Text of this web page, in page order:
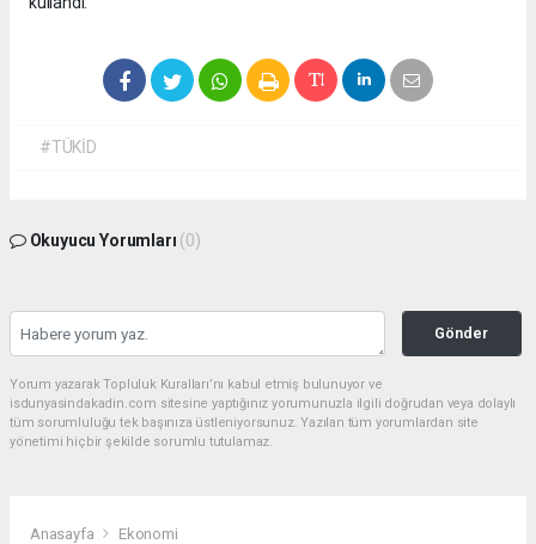
#TÜKİD
Okuyucu Yorumları (0)
Gönder
Yorum yazarak Topluluk Kuralları’nı kabul etmiş bulunuyor ve
isdunyasindakadin.com sitesine yaptığınız yorumunuzla ilgili doğrudan veya dolaylı
tüm sorumluluğu tek başınıza üstleniyorsunuz. Yazılan tüm yorumlardan site
yönetimi hiçbir şekilde sorumlu tutulamaz.
Anasayfa Ekonomi